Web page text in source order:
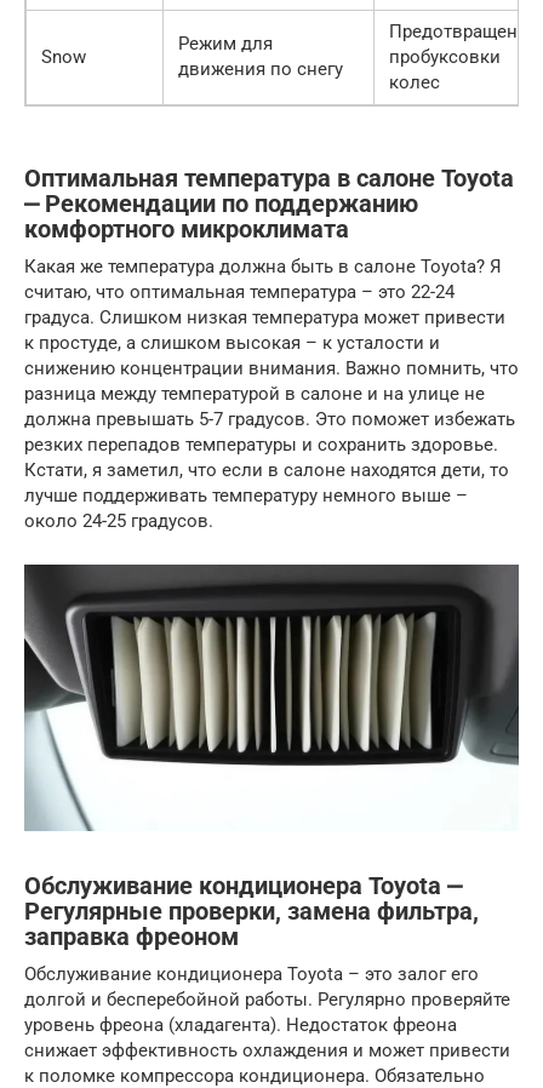
Snow
Режим для
движения по снегу
Предотвращение
пробуксовки
колес
Оптимальная температура в салоне Toyota
⎼ Рекомендации по поддержанию
комфортного микроклимата
Какая же температура должна быть в салоне Toyota? Я
считаю, что оптимальная температура – это 22-24
градуса. Слишком низкая температура может привести
к простуде, а слишком высокая – к усталости и
снижению концентрации внимания. Важно помнить, что
разница между температурой в салоне и на улице не
должна превышать 5-7 градусов. Это поможет избежать
резких перепадов температуры и сохранить здоровье.
Кстати, я заметил, что если в салоне находятся дети, то
лучше поддерживать температуру немного выше –
около 24-25 градусов.
Обслуживание кондиционера Toyota ⎼
Регулярные проверки, замена фильтра,
заправка фреоном
Обслуживание кондиционера Toyota – это залог его
долгой и бесперебойной работы. Регулярно проверяйте
уровень фреона (хладагента). Недостаток фреона
снижает эффективность охлаждения и может привести
к поломке компрессора кондиционера. Обязательно